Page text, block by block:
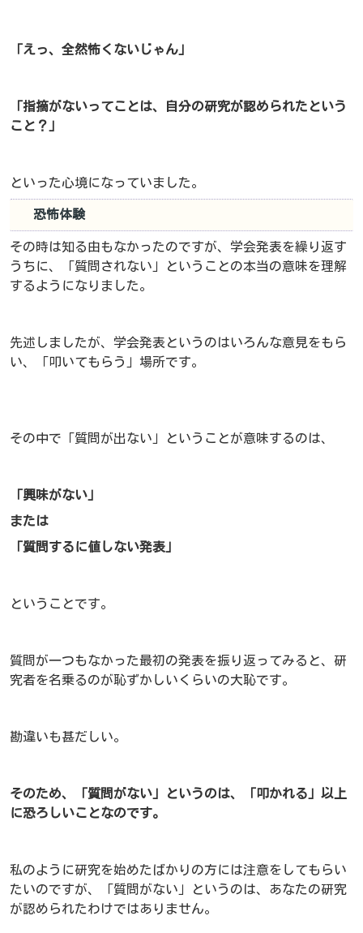
「えっ、全然怖くないじゃん」
「指摘がないってことは、自分の研究が認められたという
こと？」
といった心境になっていました。
恐怖体験
その時は知る由もなかったのですが、学会発表を繰り返す
うちに、「質問されない」ということの本当の意味を理解
するようになりました。
先述しましたが、学会発表というのはいろんな意見をもら
い、「叩いてもらう」場所です。
その中で「質問が出ない」ということが意味するのは、
「興味がない」
または
「質問するに値しない発表」
ということです。
質問が一つもなかった最初の発表を振り返ってみると、研
究者を名乗るのが恥ずかしいくらいの大恥です。
勘違いも甚だしい。
そのため、「質問がない」というのは、「叩かれる」以上
に恐ろしいことなのです。
私のように研究を始めたばかりの方には注意をしてもらい
たいのですが、「質問がない」というのは、あなたの研究
が認められたわけではありません。